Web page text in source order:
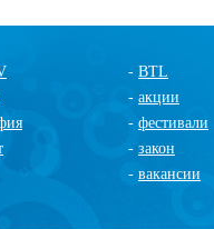
- BTL
- акции
- фестивали
- закон
- вакансии